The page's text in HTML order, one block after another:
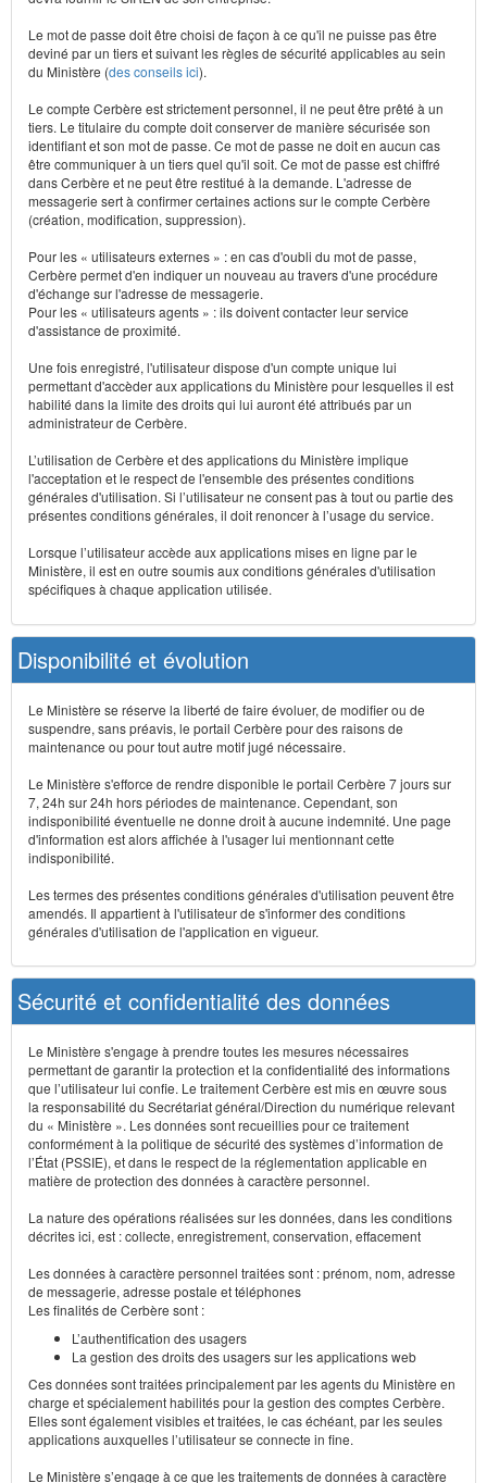
Le mot de passe doit être choisi de façon à ce qu'il ne puisse pas être
deviné par un tiers et suivant les règles de sécurité applicables au sein
du Ministère (des conseils ici).
Le compte Cerbère est strictement personnel, il ne peut être prêté à un
tiers. Le titulaire du compte doit conserver de manière sécurisée son
identifiant et son mot de passe. Ce mot de passe ne doit en aucun cas
être communiquer à un tiers quel qu'il soit. Ce mot de passe est chiffré
dans Cerbère et ne peut être restitué à la demande. L'adresse de
messagerie sert à confirmer certaines actions sur le compte Cerbère
(création, modification, suppression).
Pour les « utilisateurs externes » : en cas d'oubli du mot de passe,
Cerbère permet d'en indiquer un nouveau au travers d'une procédure
d'échange sur l'adresse de messagerie.
Pour les « utilisateurs agents » : ils doivent contacter leur service
d'assistance de proximité.
Une fois enregistré, l'utilisateur dispose d'un compte unique lui
permettant d'accèder aux applications du Ministère pour lesquelles il est
habilité dans la limite des droits qui lui auront été attribués par un
administrateur de Cerbère.
L’utilisation de Cerbère et des applications du Ministère implique
l'acceptation et le respect de l'ensemble des présentes conditions
générales d'utilisation. Si l’utilisateur ne consent pas à tout ou partie des
présentes conditions générales, il doit renoncer à l’usage du service.
Lorsque l’utilisateur accède aux applications mises en ligne par le
Ministère, il est en outre soumis aux conditions générales d'utilisation
spécifiques à chaque application utilisée.
Disponibilité et évolution
Le Ministère se réserve la liberté de faire évoluer, de modifier ou de
suspendre, sans préavis, le portail Cerbère pour des raisons de
maintenance ou pour tout autre motif jugé nécessaire.
Le Ministère s'efforce de rendre disponible le portail Cerbère 7 jours sur
7, 24h sur 24h hors périodes de maintenance. Cependant, son
indisponibilité éventuelle ne donne droit à aucune indemnité. Une page
d'information est alors affichée à l'usager lui mentionnant cette
indisponibilité.
Les termes des présentes conditions générales d'utilisation peuvent être
amendés. Il appartient à l'utilisateur de s'informer des conditions
générales d'utilisation de l'application en vigueur.
Sécurité et confidentialité des données
Le Ministère s'engage à prendre toutes les mesures nécessaires
permettant de garantir la protection et la confidentialité des informations
que l’utilisateur lui confie. Le traitement Cerbère est mis en œuvre sous
la responsabilité du Secrétariat général/Direction du numérique relevant
du « Ministère ». Les données sont recueillies pour ce traitement
conformément à la politique de sécurité des systèmes d’information de
l’État (PSSIE), et dans le respect de la réglementation applicable en
matière de protection des données à caractère personnel.
La nature des opérations réalisées sur les données, dans les conditions
décrites ici, est : collecte, enregistrement, conservation, effacement
Les données à caractère personnel traitées sont : prénom, nom, adresse
de messagerie, adresse postale et téléphones
Les finalités de Cerbère sont :
L’authentification des usagers
La gestion des droits des usagers sur les applications web
Ces données sont traitées principalement par les agents du Ministère en
charge et spécialement habilités pour la gestion des comptes Cerbère.
Elles sont également visibles et traitées, le cas échéant, par les seules
applications auxquelles l’utilisateur se connecte in fine.
Le Ministère s’engage à ce que les traitements de données à caractère